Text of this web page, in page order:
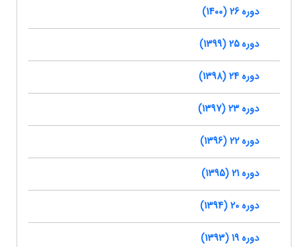
دوره 26 (1400)
دوره 25 (1399)
دوره 24 (1398)
دوره 23 (1397)
دوره 22 (1396)
دوره 21 (1395)
دوره 20 (1394)
دوره 19 (1393)